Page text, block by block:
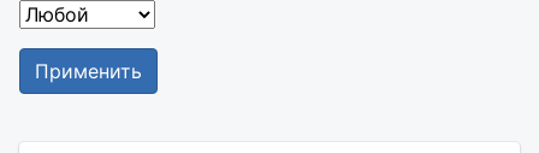
Применить